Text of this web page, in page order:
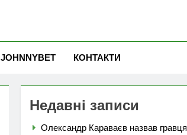
JOHNNYBET КОНТАКТИ
Недавні записи
Олександр Караваєв назвав гравця